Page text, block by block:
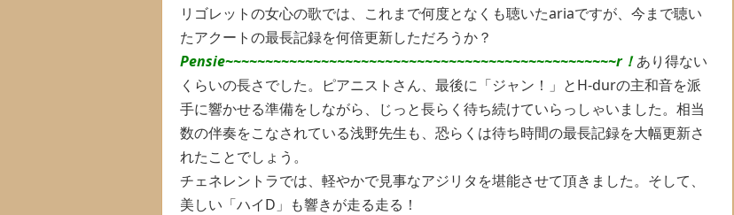
リゴレットの女心の歌では、これまで何度となくも聴いたariaですが、今まで聴い
たアクートの最長記録を何倍更新しただろうか？
Pensie~~~~~~~~~~~~~~~~~~~~~~~~~~~~~~~~~~~~~~~~~~~~~~~~~r！あり得ない
くらいの長さでした。ピアニストさん、最後に「ジャン！」とH-durの主和音を派
手に響かせる準備をしながら、じっと長らく待ち続けていらっしゃいました。相当
数の伴奏をこなされている浅野先生も、恐らくは待ち時間の最長記録を大幅更新さ
れたことでしょう。
チェネレントラでは、軽やかで見事なアジリタを堪能させて頂きました。そして、
美しい「ハイD」も響きが走る走る！